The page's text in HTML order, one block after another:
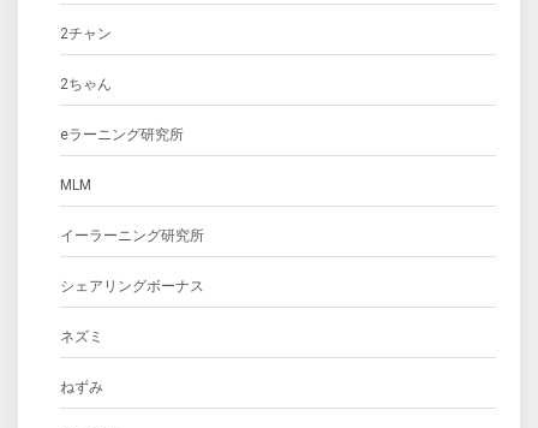
2チャン
2ちゃん
eラーニング研究所
MLM
イーラーニング研究所
シェアリングボーナス
ネズミ
ねずみ